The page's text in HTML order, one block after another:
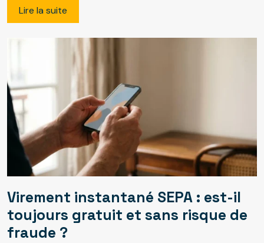
Lire la suite
Virement instantané SEPA : est-il
toujours gratuit et sans risque de
fraude ?